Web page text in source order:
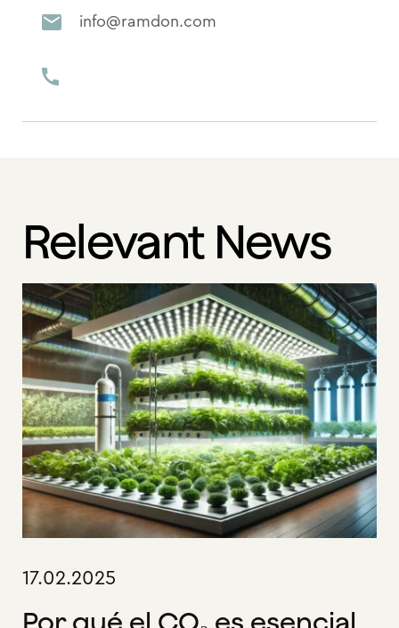
info@ramdon.com
Relevant News
17.02.2025
Por qué el CO₂ es esencial